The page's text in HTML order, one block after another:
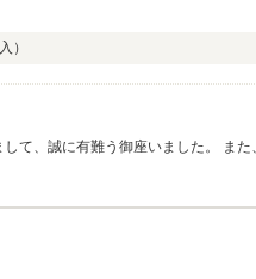
）